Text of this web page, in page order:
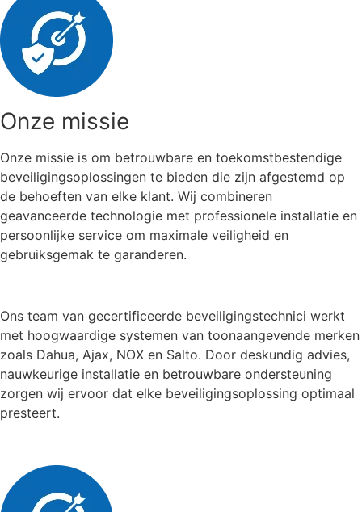
Onze missie
Onze missie is om betrouwbare en toekomstbestendige
beveiligingsoplossingen te bieden die zijn afgestemd op
de behoeften van elke klant. Wij combineren
geavanceerde technologie met professionele installatie en
persoonlijke service om maximale veiligheid en
gebruiksgemak te garanderen.
Ons team van gecertificeerde beveiligingstechnici werkt
met hoogwaardige systemen van toonaangevende merken
zoals Dahua, Ajax, NOX en Salto. Door deskundig advies,
nauwkeurige installatie en betrouwbare ondersteuning
zorgen wij ervoor dat elke beveiligingsoplossing optimaal
presteert.